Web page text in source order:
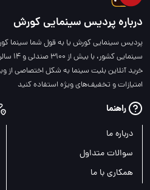
درباره پردیس سینمایی کورش
پردیس سینمایی کورش یا به قول شما سینما
خرید آنلاین بلیت سینما به شکل اختصاصی از
امتیازات و تخفیف‌های ویژه استفاده کنید
راهنما
درباره ما
سوالات متداول
همکاری با ما